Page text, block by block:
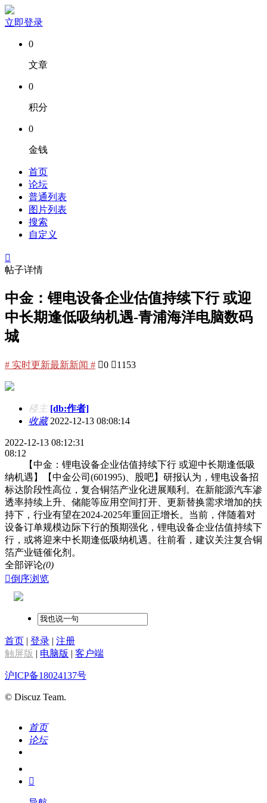
立即登录
0
文章
0
积分
0
金钱
首页
论坛
普通列表
图片列表
搜索
自定义

帖子详情
中金：锂电设备企业估值持续下行 或迎
中长期逢低吸纳机遇-青浦海洋电脑数码
城
# 实时更新最新新闻 # 0 1153
楼主 [db:作者]
收藏2022-12-13 08:08:14
2022-12-13 08:12:31
08:12
【中金：锂电设备企业估值持续下行 或迎中长期逢低吸
纳机遇】【中金公司(601995)、股吧】研报认为，锂电设备招
标达阶段性高位，复合铜箔产业化进展顺利。在新能源汽车渗
透率持续上升、储能等应用空间打开、更新替换需求增加的扶
持下，行业有望在2024-2025年重回正增长。当前，伴随着对
设备订单规模边际下行的预期强化，锂电设备企业估值持续下
行，或将迎来中长期逢低吸纳机遇。往前看，建议关注复合铜
箔产业链催化剂。
全部评论(0)
倒序浏览
首页 | 登录 | 注册
触屏版 | 电脑版 | 客户端
沪ICP备18024137号
© Discuz Team.
首页
论坛
我的
